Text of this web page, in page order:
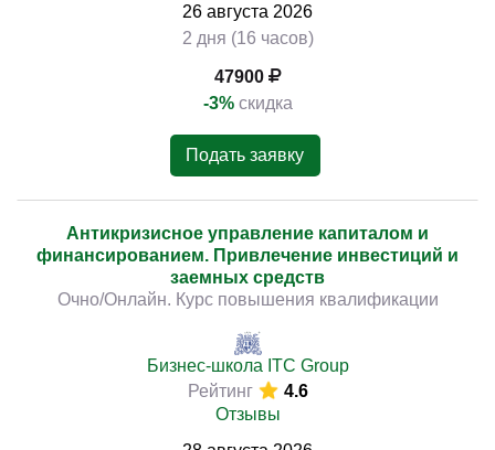
26 августа 2026
2 дня (16 часов)
47900
-3% скидка
Подать заявку
Антикризисное управление капиталом и
финансированием. Привлечение инвестиций и
заемных средств
Очно/Онлайн. Курс повышения квалификации
Бизнес-школа ITC Group
Рейтинг
4.6
Отзывы